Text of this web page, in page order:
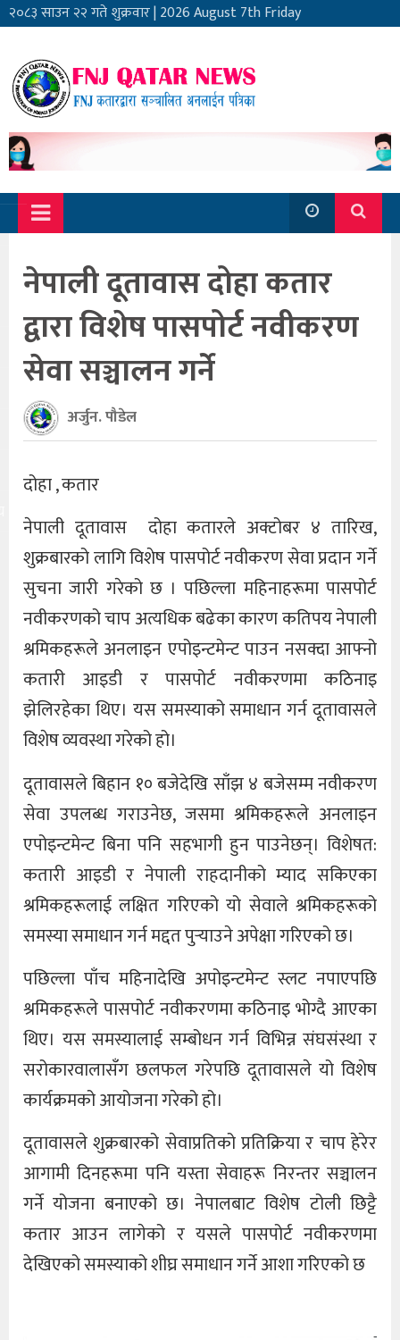
२०८३ साउन २२ गते शुक्रवार|2026 August 7th Friday
नेपाली दूतावास दोहा कतार
द्वारा विशेष पासपोर्ट नवीकरण
सेवा सञ्चालन गर्ने
अर्जुन. पौडेल
दोहा , कतार
नेपाली दूतावास दोहा कतारले अक्टोबर ४ तारिख,
शुक्रबारको लागि विशेष पासपोर्ट नवीकरण सेवा प्रदान गर्ने
सुचना जारी गरेको छ । पछिल्ला महिनाहरूमा पासपोर्ट
नवीकरणको चाप अत्यधिक बढेका कारण कतिपय नेपाली
श्रमिकहरूले अनलाइन एपोइन्टमेन्ट पाउन नसक्दा आफ्नो
कतारी आइडी र पासपोर्ट नवीकरणमा कठिनाइ
झेलिरहेका थिए। यस समस्याको समाधान गर्न दूतावासले
विशेष व्यवस्था गरेको हो।
दूतावासले बिहान १० बजेदेखि साँझ ४ बजेसम्म नवीकरण
सेवा उपलब्ध गराउनेछ, जसमा श्रमिकहरूले अनलाइन
एपोइन्टमेन्ट बिना पनि सहभागी हुन पाउनेछन्। विशेषत:
कतारी आइडी र नेपाली राहदानीको म्याद सकिएका
श्रमिकहरूलाई लक्षित गरिएको यो सेवाले श्रमिकहरूको
समस्या समाधान गर्न मद्दत पुर्‍याउने अपेक्षा गरिएको छ।
पछिल्ला पाँच महिनादेखि अपोइन्टमेन्ट स्लट नपाएपछि
श्रमिकहरूले पासपोर्ट नवीकरणमा कठिनाइ भोग्दै आएका
थिए। यस समस्यालाई सम्बोधन गर्न विभिन्न संघसंस्था र
सरोकारवालासँग छलफल गरेपछि दूतावासले यो विशेष
कार्यक्रमको आयोजना गरेको हो।
दूतावासले शुक्रबारको सेवाप्रतिको प्रतिक्रिया र चाप हेरेर
आगामी दिनहरूमा पनि यस्ता सेवाहरू निरन्तर सञ्चालन
गर्ने योजना बनाएको छ। नेपालबाट विशेष टोली छिट्टै
कतार आउन लागेको र यसले पासपोर्ट नवीकरणमा
देखिएको समस्याको शीघ्र समाधान गर्ने आशा गरिएको छ